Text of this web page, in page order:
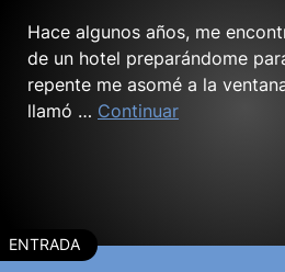
Hace algunos años, me
de un hotel preparándome
repente me asomé a la
llamó … Continuar
ENTRADA